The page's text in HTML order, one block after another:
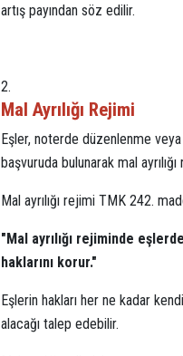
artış payından söz edilir.
Mal Ayrılığı Rejimi
Eşler, noterde düzenlenme
başvuruda bulunarak mal
Mal ayrılığı rejimi TMK 242.
"Mal ayrılığı rejiminde
haklarını korur."
Eşlerin hakları her ne kadar
alacağı talep edebilir.